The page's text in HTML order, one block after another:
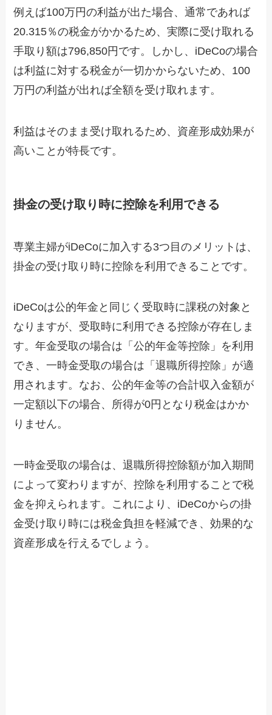
例えば100万円の利益が出た場合、通常であれば
20.315％の税金がかかるため、実際に受け取れる
手取り額は796,850円です。しかし、iDeCoの場合
は利益に対する税金が一切かからないため、100
万円の利益が出れば全額を受け取れます。
利益はそのまま受け取れるため、資産形成効果が
高いことが特長です。
掛金の受け取り時に控除を利用できる
専業主婦がiDeCoに加入する3つ目のメリットは、
掛金の受け取り時に控除を利用できることです。
iDeCoは公的年金と同じく受取時に課税の対象と
なりますが、受取時に利用できる控除が存在しま
す。年金受取の場合は「公的年金等控除」を利用
でき、一時金受取の場合は「退職所得控除」が適
用されます。なお、公的年金等の合計収入金額が
一定額以下の場合、所得が0円となり税金はかか
りません。
一時金受取の場合は、退職所得控除額が加入期間
によって変わりますが、控除を利用することで税
金を抑えられます。これにより、iDeCoからの掛
金受け取り時には税金負担を軽減でき、効果的な
資産形成を行えるでしょう。